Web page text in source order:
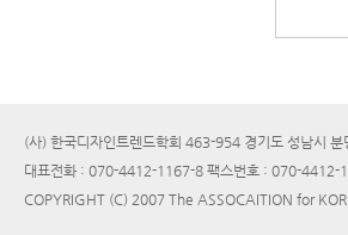
(사) 한국디자인트렌드학회 463-954 경기도 성남시
대표전화 : 070-4412-1167-8 팩스번호 : 070-4412-
COPYRIGHT (C) 2007 The ASSOCAITION for